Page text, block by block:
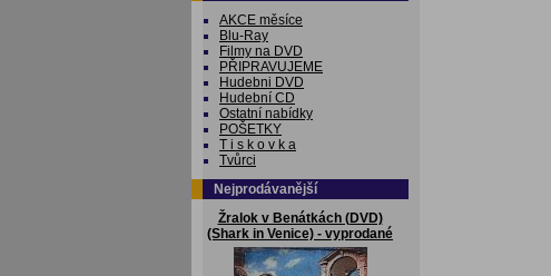
AKCE měsíce
Blu-Ray
Filmy na DVD
PŘIPRAVUJEME
Hudebni DVD
Hudební CD
Ostatní nabídky
POŠETKY
T i s k o v k a
Tvůrci
Nejprodávanější
Žralok v Benátkách (DVD)
(Shark in Venice) - vyprodané